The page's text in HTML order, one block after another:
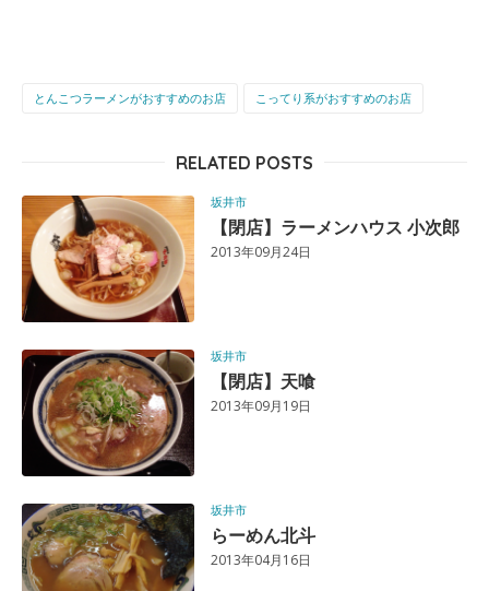
とんこつラーメンがおすすめのお店 こってり系がおすすめのお店
RELATED POSTS
坂井市
【閉店】ラーメンハウス 小次郎
2013年09月24日
坂井市
【閉店】天喰
2013年09月19日
坂井市
らーめん北斗
2013年04月16日